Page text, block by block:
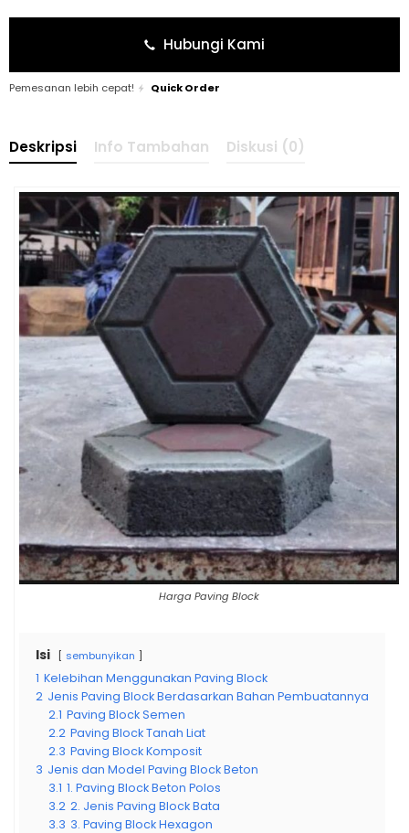
Hubungi Kami
Pemesanan lebih cepat! Quick Order
Deskripsi Info Tambahan Diskusi (0)
Harga Paving Block
Isi sembunyikan
1 Kelebihan Menggunakan Paving Block
2 Jenis Paving Block Berdasarkan Bahan Pembuatannya
2.1 Paving Block Semen
2.2 Paving Block Tanah Liat
2.3 Paving Block Komposit
3 Jenis dan Model Paving Block Beton
3.1 1. Paving Block Beton Polos
3.2 2. Jenis Paving Block Bata
3.3 3. Paving Block Hexagon